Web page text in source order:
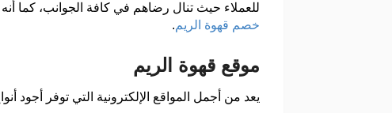
للعملاء حيث تنال رضاهم في كافة الجوانب، كما
خصم قهوة الريم.
موقع قهوة الريم
يعد من أجمل المواقع الإلكترونية التي توفر أجود